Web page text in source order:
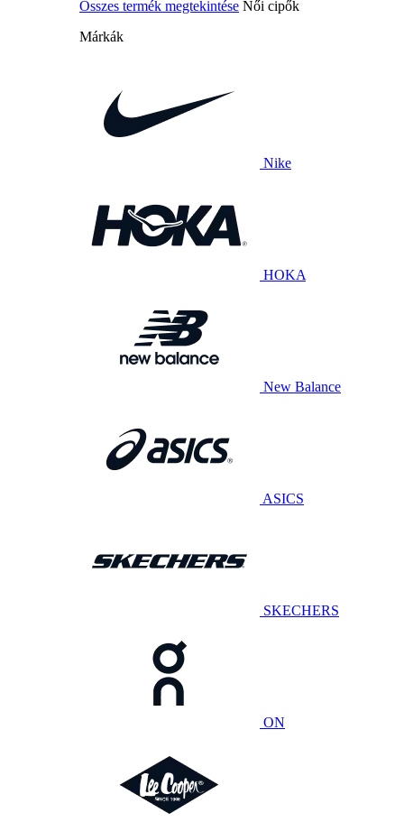
Összes termék megtekintése Női cipők
Márkák
Nike
HOKA
New Balance
ASICS
SKECHERS
ON